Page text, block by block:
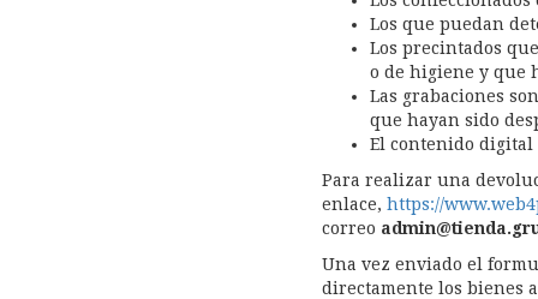
Los que puedan
Los precintados
o de higiene y que
Las grabaciones
que hayan sido
El contenido digital
Para realizar una
enlace, https://
correo
Una vez enviado el
directamente los bienes